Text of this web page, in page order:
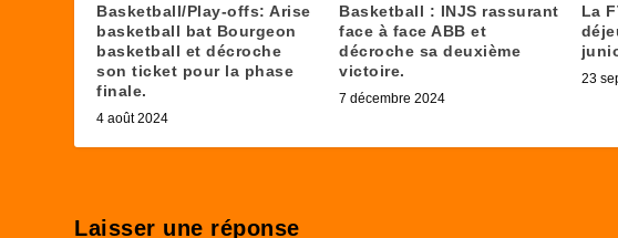
Basketball/Play-offs: Arise
basketball bat Bourgeon
basketball et décroche
son ticket pour la phase
finale.
4 août 2024
Basketball : INJS rassurant
face à face ABB et
décroche sa deuxième
victoire.
7 décembre 2024
La
23
Laisser une réponse